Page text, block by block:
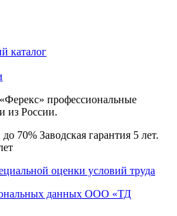
каталог
профессиональные
из России.
70% Заводская гарантия 5 лет.
оценки условий труда
данных ООО «ТД